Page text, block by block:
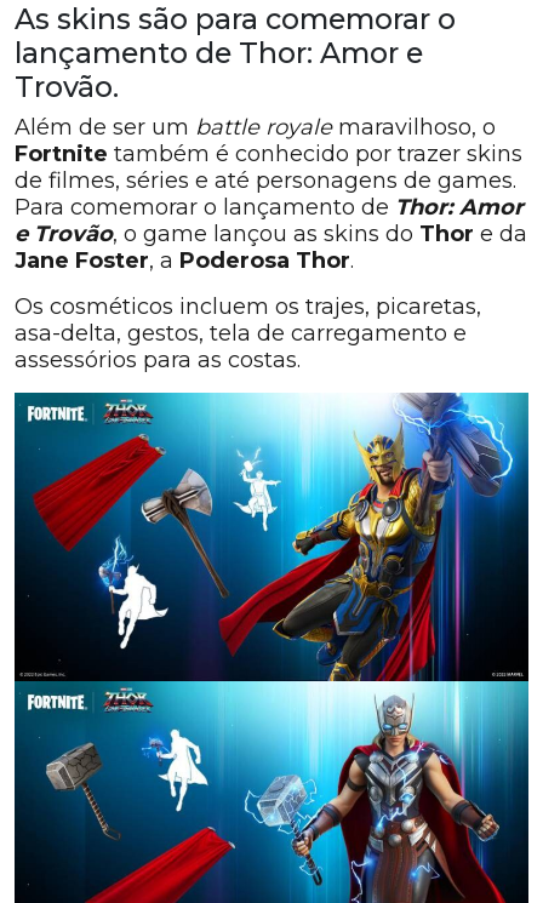
As skins são para comemorar o
lançamento de Thor: Amor e
Trovão.
Além de ser um battle royalemaravilhoso, o
Fortnite também é conhecido por trazer skins
de filmes, séries e até personagens de games.
Para comemorar o lançamento de Thor: Amor
e Trovão, o game lançou as skins do Thor e da
Jane Foster, a Poderosa Thor.
Os cosméticos incluem os trajes, picaretas,
asa-delta, gestos, tela de carregamento e
assessórios para as costas.